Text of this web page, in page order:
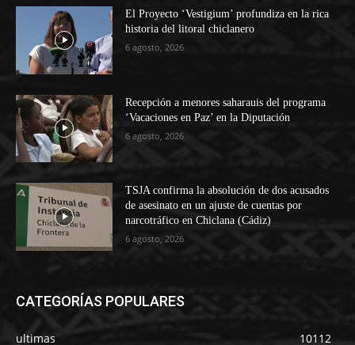
El Proyecto ‘Vestigium’ profundiza en la rica
historia del litoral chiclanero
6 agosto, 2026
Recepción a menores saharauis del programa
‘Vacaciones en Paz’ en la Diputación
6 agosto, 2026
TSJA confirma la absolución de dos acusados
de asesinato en un ajuste de cuentas por
narcotráfico en Chiclana (Cádiz)
6 agosto, 2026
CATEGORÍAS POPULARES
ultimas
10112